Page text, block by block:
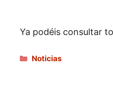
Ya podéis consultar
Categorías
Noticias